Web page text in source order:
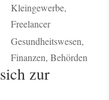
Kleingewerbe,
Freelancer
Gesundheitswesen,
Finanzen, Behörden
zur